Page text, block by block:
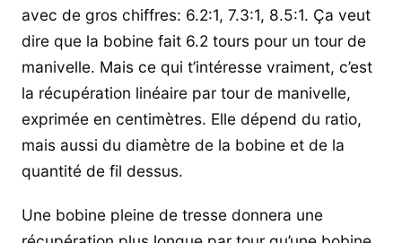
avec de gros chiffres: 6.2:1, 7.3:1, 8.5:1. Ça veut
dire que la bobine fait 6.2 tours pour un tour de
manivelle. Mais ce qui t’intéresse vraiment, c’est
la récupération linéaire par tour de manivelle,
exprimée en centimètres. Elle dépend du ratio,
mais aussi du diamètre de la bobine et de la
quantité de fil dessus.
Une bobine pleine de tresse donnera une